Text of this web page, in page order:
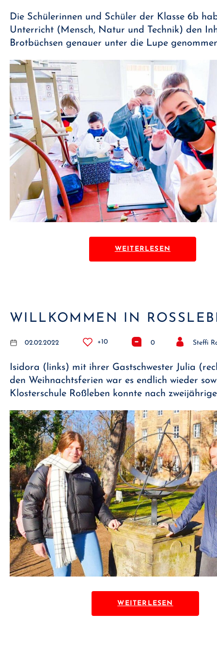
Die Schülerinnen und Schüler der Klasse 6b
Unterricht (Mensch, Natur und Technik) den
Brotbüchsen genauer unter die Lupe
WEITERLESEN
WILLKOMMEN IN
02.02.2022 +10 0 Steffi
Isidora (links) mit ihrer Gastschwester Julia
den Weihnachtsferien war es endlich wieder
Klosterschule Roßleben konnte nach
WEITERLESEN